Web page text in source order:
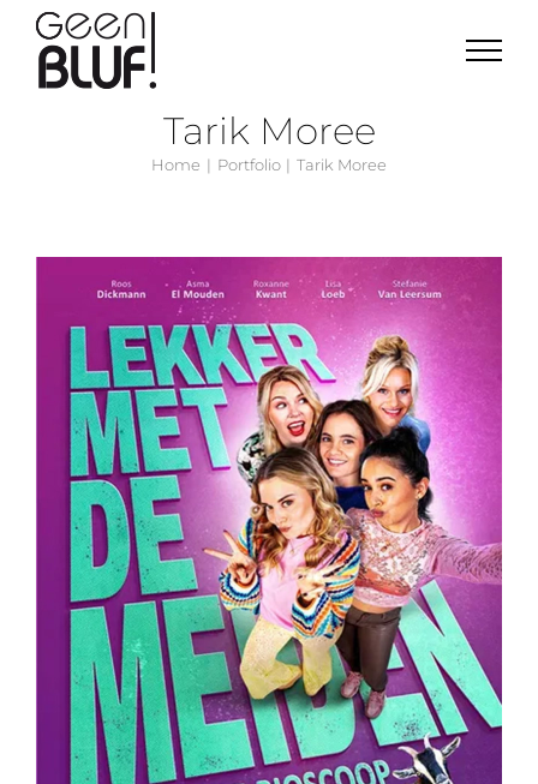
naar
inhoud
Tarik Moree
Home Portfolio Tarik Moree